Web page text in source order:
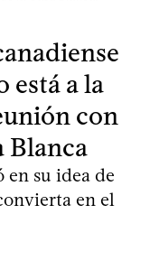
está a la
con
Blanca
su idea de
en el